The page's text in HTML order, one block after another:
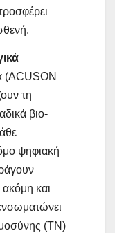
(ACUSON
τη
βιο-
ψηφιακή
ακόμη και
(TN)